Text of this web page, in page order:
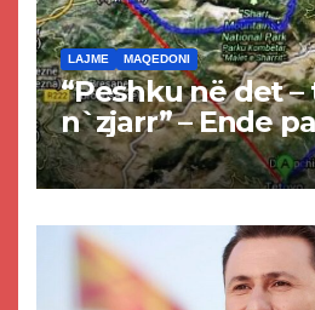
LAJME MAQEDONI
“Peshku në det –
n`zjarr” – Ende
projekti i tunelit,
Tetovës nis